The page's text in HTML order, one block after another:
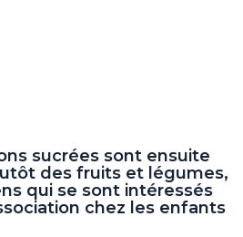
sucrées sont ensuite
des fruits et légumes,
qui se sont intéressés
chez les enfants